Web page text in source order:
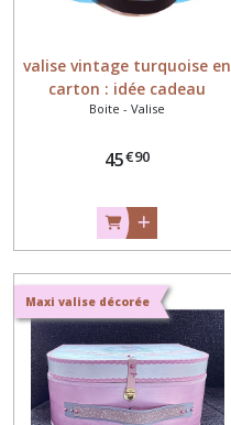
valise vintage turquoise en
carton : idée cadeau
personnalisé
Boite - Valise
45€90
Maxi valise décorée